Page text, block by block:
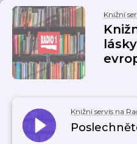
Knižní
Knižní servis na